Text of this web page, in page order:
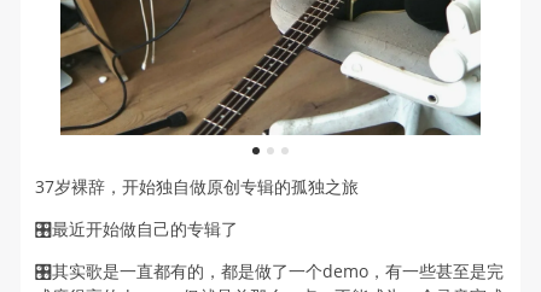
1 2 3
37岁裸辞，开始独自做原创专辑的孤独之旅
🎛️最近开始做自己的专辑了
🎛️其实歌是一直都有的，都是做了一个demo，有一些甚至是完